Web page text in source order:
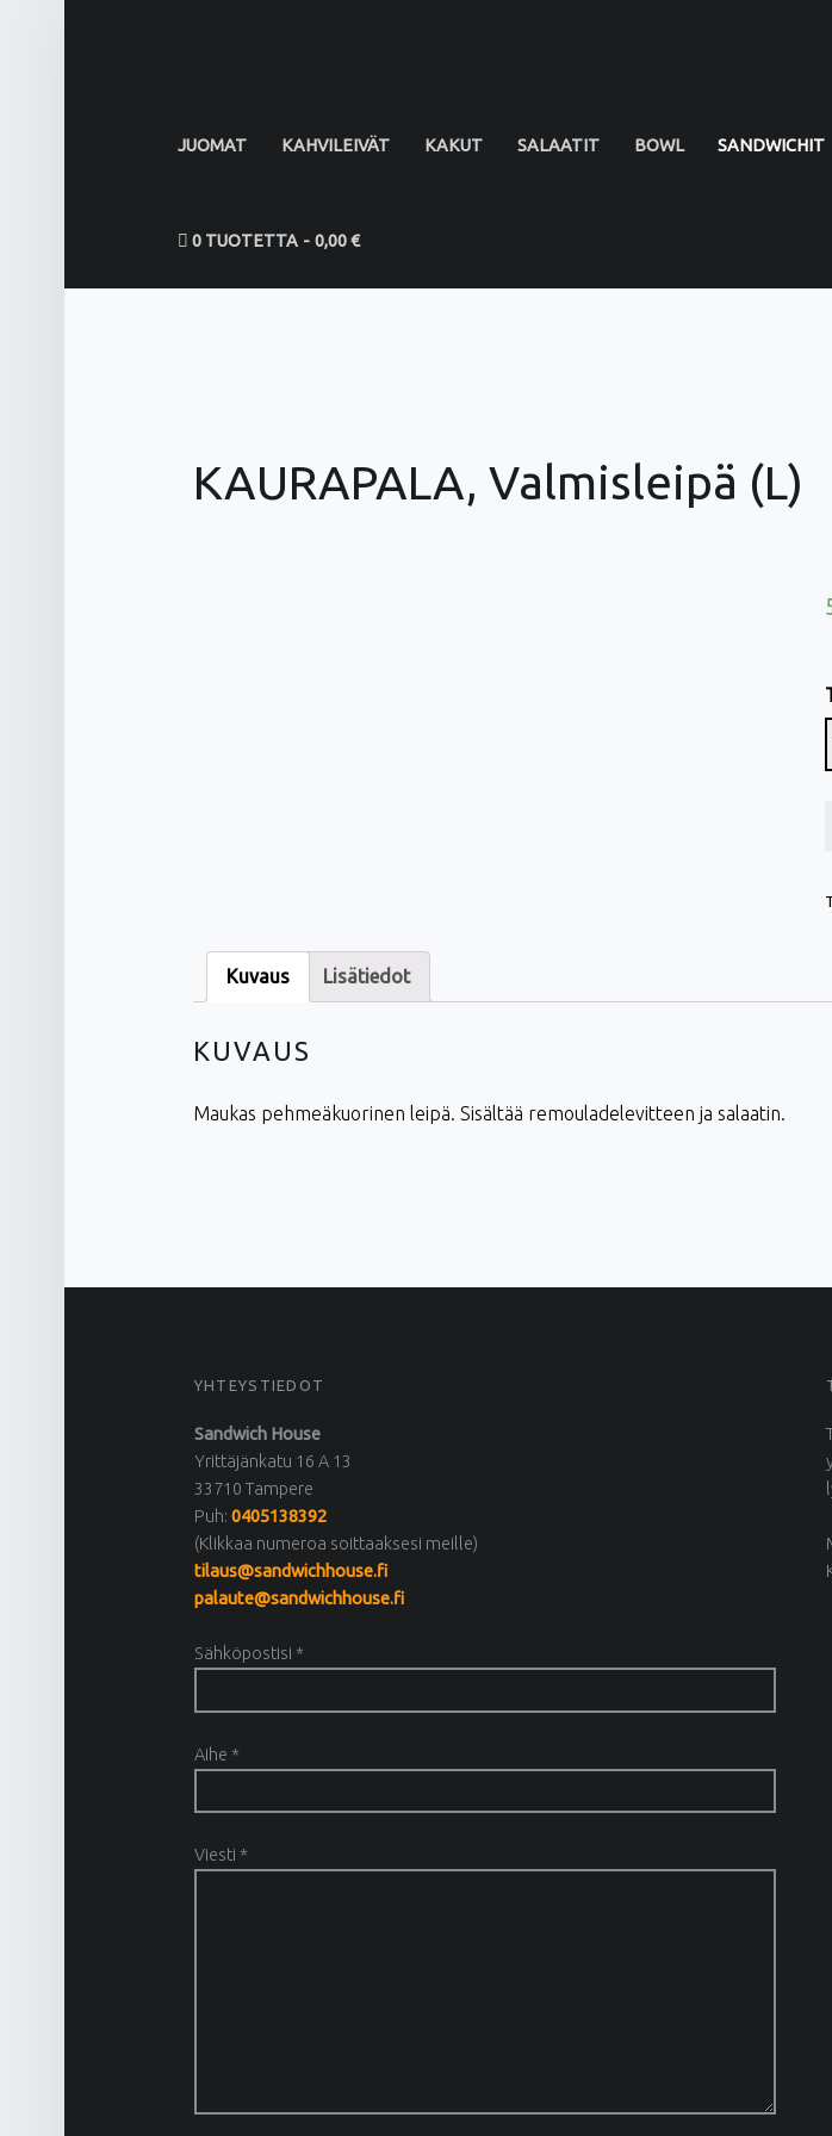
JUOMAT KAHVILEIVÄT KAKUT SALAATIT BOWL SANDWICHIT
0 TUOTETTA 0,00 €
KAURAPALA, Valmisleipä (L)
Kuvaus Lisätiedot
KUVAUS
Maukas pehmeäkuorinen leipä. Sisältää remouladelevitteen ja salaatin.
FOOTER SIDEBAR
YHTEYSTIEDOT
Sandwich House
Yrittäjänkatu 16 A 13
33710 Tampere
Puh: 0405138392
(Klikkaa numeroa soittaaksesi meille)
tilaus@sandwichhouse.fi
palaute@sandwichhouse.fi
Sähköpostisi *
Aihe *
Viesti *